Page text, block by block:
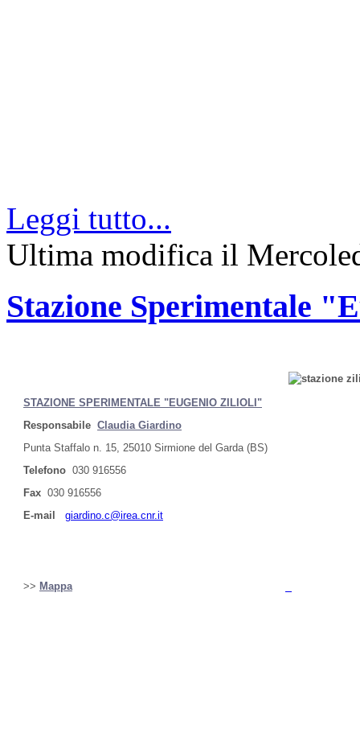
Leggi tutto...
Ultima modifica il
Stazione Sperimentale
STAZIONE SPERIMENTALE "EUGENIO ZILIOLI"
Responsabile Claudia Giardino
Punta Staffalo n. 15, 25010 Sirmione del Garda (BS)
Telefono 030 916556
Fax 030 916556
E-mail
giardino.c@irea.cnr.it
>> Mappa